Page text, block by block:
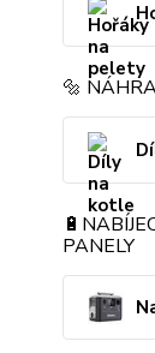
🔩
PANELY